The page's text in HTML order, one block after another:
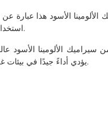
الألومينا الأسود هذا
استخدامه بشكل رئيسي لالتقاط، نقل، ووضع الرقاقات أو المكونات الدقيقة أثناء الإنتاج.
سيراميك الألومينا الأسود
يؤدي أداءً جيدًا في بيئات غرف الأبحاث التي تتطلب توليدًا منخفضًا للجسيمات وثباتًا عاليًا وعمر خدمة طويل.